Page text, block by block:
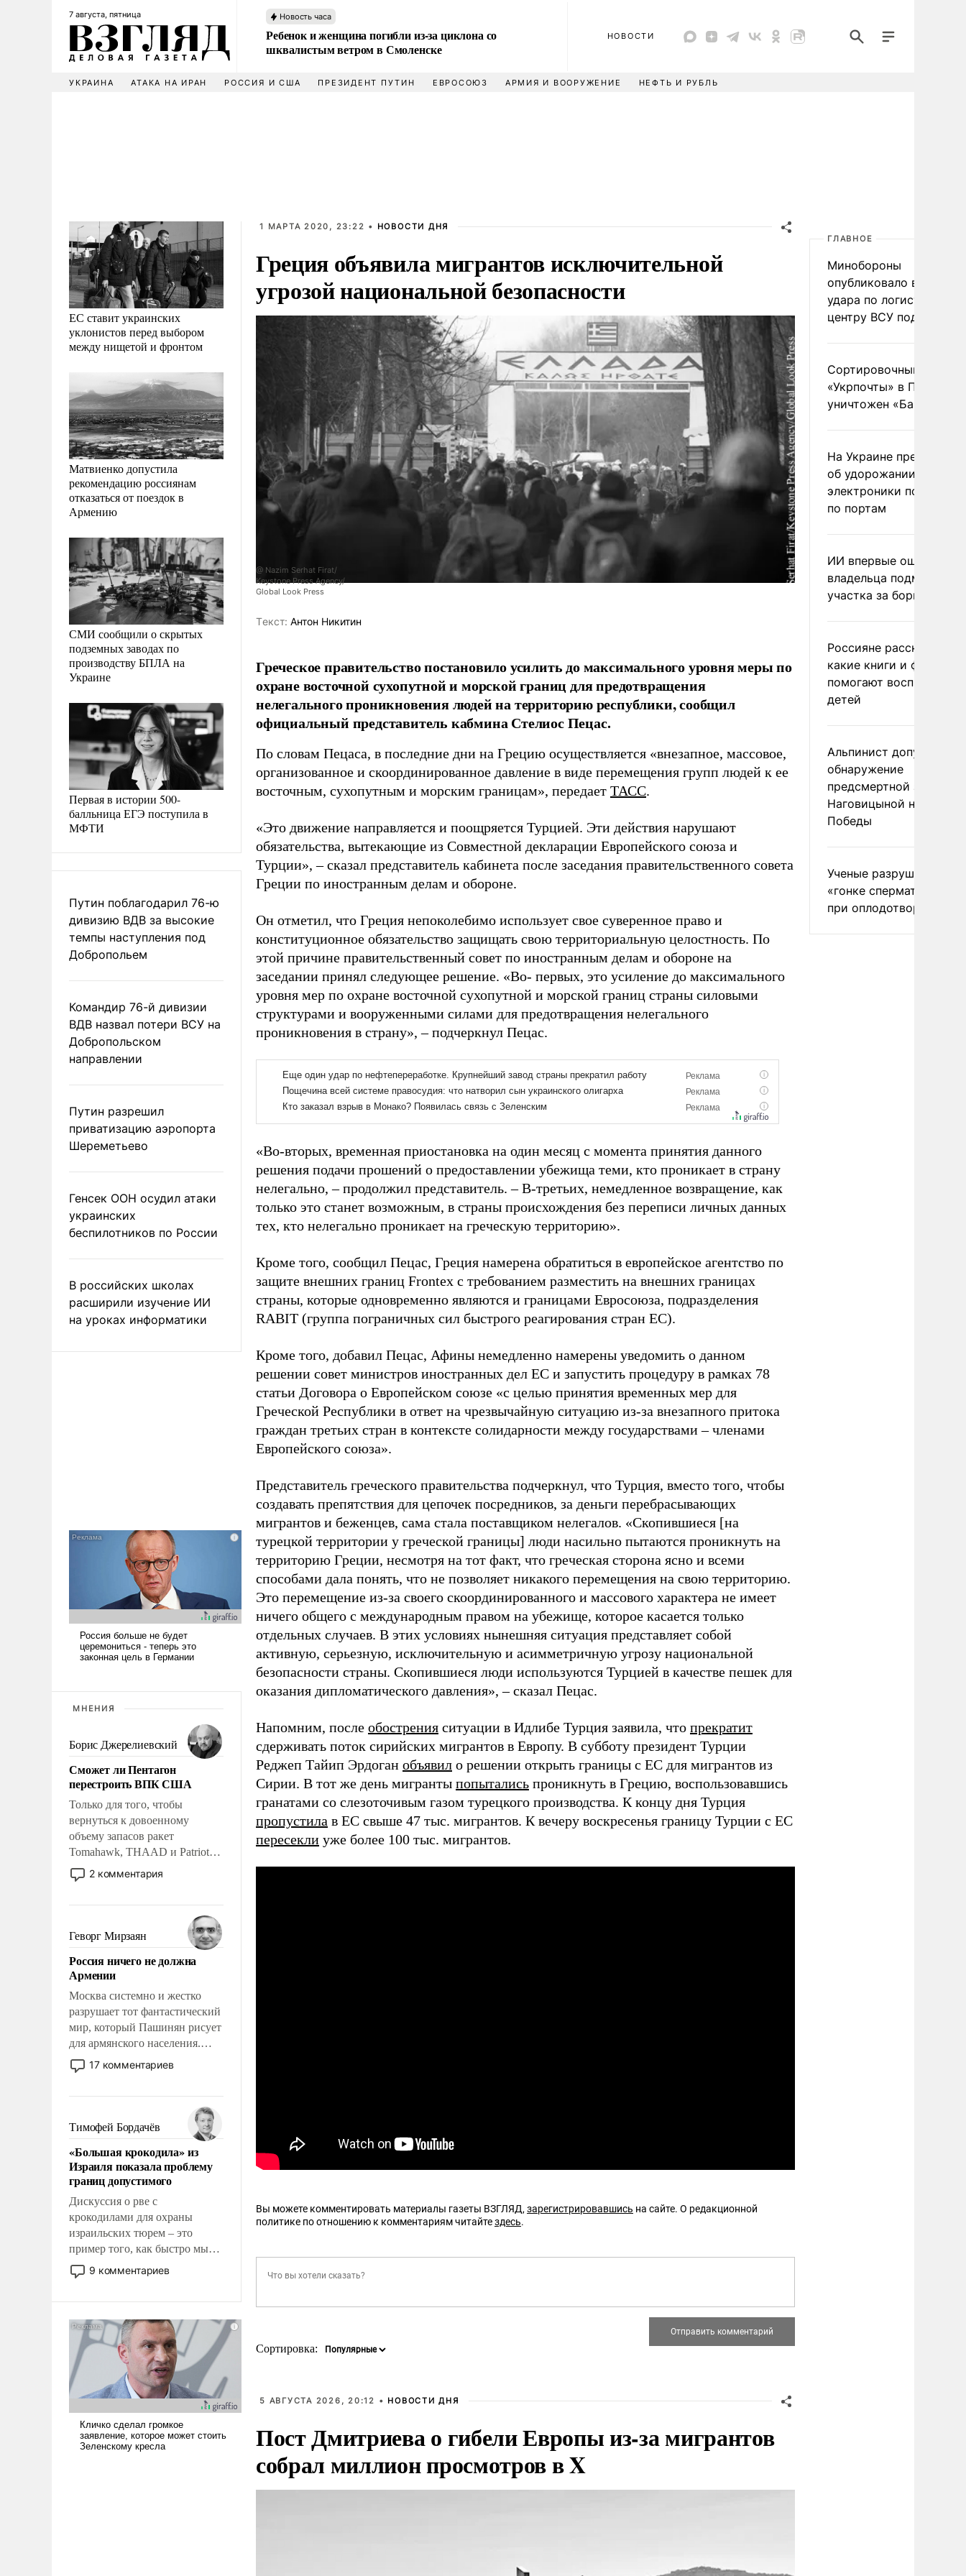
7 августа, пятница Новость часа
Ребенок и женщина погибли из-за циклона со
шквалистым ветром в Смоленске
НОВОСТИ
УКРАИНА АТАКА НА ИРАН РОССИЯ И США ПРЕЗИДЕНТ ПУТИН ЕВРОСОЮЗ АРМИЯ И ВООРУЖЕНИЕ НЕФТЬ И РУБЛЬ
ЕС ставит украинских
уклонистов перед выбором
между нищетой и фронтом
Матвиенко допустила
рекомендацию россиянам
отказаться от поездок в
Армению
СМИ сообщили о скрытых
подземных заводах по
производству БПЛА на
Украине
Первая в истории 500-
балльница ЕГЭ поступила в
МФТИ
Путин поблагодарил 76-ю
дивизию ВДВ за высокие
темпы наступления под
Добропольем
Командир 76-й дивизии
ВДВ назвал потери ВСУ на
Добропольском
направлении
Путин разрешил
приватизацию аэропорта
Шереметьево
Генсек ООН осудил атаки
украинских
беспилотников по России
В российских школах
расширили изучение ИИ
на уроках информатики
МНЕНИЯ
Борис Джерелиевский
Сможет ли Пентагон
перестроить ВПК США
Только для того, чтобы
вернуться к довоенному
объему запасов ракет
Tomahawk, THAAD и Patriot
США потребуется более трех
лет. Даже небольшая война с
Сложившаяся ситуация
означает многолетний период
уязвимости США, например,
перед Китаем.
2 комментария
Геворг Мирзаян
Россия ничего не должна
Армении
Москва системно и жестко
разрушает тот фантастический
мир, который Пашинян рисует
для армянского населения.
Мир, где политические
прожекты будут безусловно
налогоплательщиков и где
Еревану за свои поступки не
нужно отвечать.
17 комментариев
Тимофей Бордачёв
«Большая крокодила» из
Израиля показала проблему
границ допустимого
Дискуссия о рве с
крокодилами для охраны
израильских тюрем – это
пример того, как быстро мы
двигаемся по пути
революционных изменений.
псевдонаучной фантастики,
стало всерьез обсуждаемой
идеей.
9 комментариев
1 МАРТА 2020, 23:22 • НОВОСТИ ДНЯ
Греция объявила мигрантов исключительной
угрозой национальной безопасности
@ Nazim Serhat Firat/
Keystone Press Agency/
Global Look Press
Tекст: Антон Никитин
Греческое правительство постановило усилить до максимального уровня меры по
охране восточной сухопутной и морской границ для предотвращения
нелегального проникновения людей на территорию республики, сообщил
официальный представитель кабмина Стелиос Пецас.
По словам Пецаса, в последние дни на Грецию осуществляется «внезапное, массовое,
организованное и скоординированное давление в виде перемещения групп людей к ее
восточным, сухопутным и морским границам», передает ТАСС.
«Это движение направляется и поощряется Турцией. Эти действия нарушают
обязательства, вытекающие из Совместной декларации Европейского союза и
Турции», – сказал представитель кабинета после заседания правительственного совета
Греции по иностранным делам и обороне.
Он отметил, что Греция непоколебимо использует свое суверенное право и
конституционное обязательство защищать свою территориальную целостность. По
этой причине правительственный совет по иностранным делам и обороне на
заседании принял следующее решение. «Во- первых, это усиление до максимального
уровня мер по охране восточной сухопутной и морской границ страны силовыми
структурами и вооруженными силами для предотвращения нелегального
проникновения в страну», – подчеркнул Пецас.
«Во-вторых, временная приостановка на один месяц с момента принятия данного
решения подачи прошений о предоставлении убежища теми, кто проникает в страну
нелегально, – продолжил представитель. – В-третьих, немедленное возвращение, как
только это станет возможным, в страны происхождения без переписи личных данных
тех, кто нелегально проникает на греческую территорию».
Кроме того, сообщил Пецас, Греция намерена обратиться в европейское агентство по
защите внешних границ Frontex с требованием разместить на внешних границах
страны, которые одновременно являются и границами Евросоюза, подразделения
RABIT (группа пограничных сил быстрого реагирования стран ЕС).
Кроме того, добавил Пецас, Афины немедленно намерены уведомить о данном
решении совет министров иностранных дел ЕС и запустить процедуру в рамках 78
статьи Договора о Европейском союзе «с целью принятия временных мер для
Греческой Республики в ответ на чрезвычайную ситуацию из-за внезапного притока
граждан третьих стран в контексте солидарности между государствами – членами
Европейского союза».
Представитель греческого правительства подчеркнул, что Турция, вместо того, чтобы
создавать препятствия для цепочек посредников, за деньги перебрасывающих
мигрантов и беженцев, сама стала поставщиком нелегалов. «Скопившиеся [на
турецкой территории у греческой границы] люди насильно пытаются проникнуть на
территорию Греции, несмотря на тот факт, что греческая сторона ясно и всеми
способами дала понять, что не позволяет никакого перемещения на свою территорию.
Это перемещение из-за своего скоординированного и массового характера не имеет
ничего общего с международным правом на убежище, которое касается только
отдельных случаев. В этих условиях нынешняя ситуация представляет собой
активную, серьезную, исключительную и асимметричную угрозу национальной
безопасности страны. Скопившиеся люди используются Турцией в качестве пешек для
оказания дипломатического давления», – сказал Пецас.
Напомним, после обострения ситуации в Идлибе Турция заявила, что прекратит
сдерживать поток сирийских мигрантов в Европу. В субботу президент Турции
Реджеп Тайип Эрдоган объявил о решении открыть границы с ЕС для мигрантов из
Сирии. В тот же день мигранты попытались проникнуть в Грецию, воспользовавшись
гранатами со слезоточивым газом турецкого производства. К концу дня Турция
пропустила в ЕС свыше 47 тыс. мигрантов. К вечеру воскресенья границу Турции с ЕС
пересекли уже более 100 тыс. мигрантов.
Вы можете комментировать материалы газеты ВЗГЛЯД,зарегистрировавшись на сайте. О редакционной
политике по отношению к комментариям читайтездесь.
Сортировка:
5 АВГУСТА 2026, 20:12 • НОВОСТИ ДНЯ
Пост Дмитриева о гибели Европы из-за мигрантов
собрал миллион просмотров в X
ГЛАВНОЕ
Минобороны
опубликовало видео
удара по
центру ВСУ под Киевом
Сортировочный пункт
«Укрпочты» в
уничтожен
На Украине
об удорожании
электроники после
по портам
ИИ впервые
владельца
участка за борщевик
Россияне рассказали,
какие книги и фильмы
помогают воспитывать
детей
Альпинист допустил
обнаружение
предсмертной записки
Наговицыной на пике
Победы
Ученые разрушили миф
«гонке
при оплодотворении